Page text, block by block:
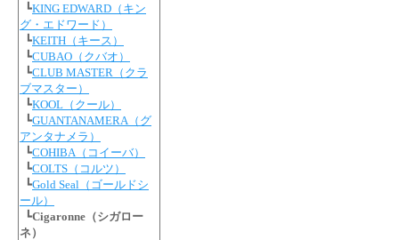
┗KING EDWARD（キン
グ・エドワード）
┗KEITH（キース）
┗CUBAO（クバオ）
┗CLUB MASTER（クラ
ブマスター）
┗KOOL（クール）
┗GUANTANAMERA（グ
アンタナメラ）
┗COHIBA（コイーバ）
┗COLTS（コルツ）
┗Gold Seal（ゴールドシ
ール）
┗Cigaronne（シガロー
ネ）